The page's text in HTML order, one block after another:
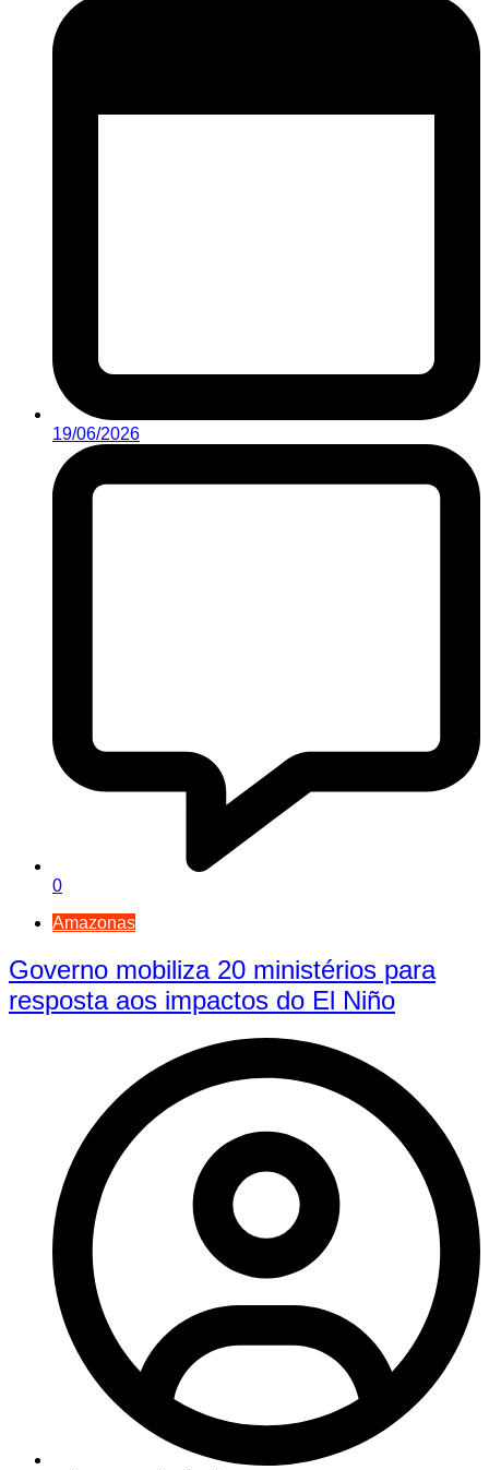
19/06/2026
0
Amazonas
Governo mobiliza 20 ministérios para
resposta aos impactos do El Niño